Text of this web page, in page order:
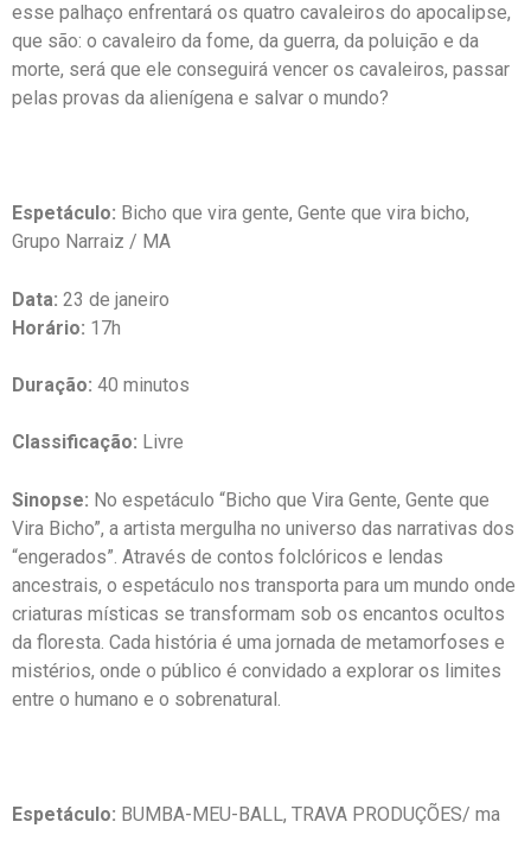
esse palhaço enfrentará os quatro cavaleiros do apocalipse,
que são: o cavaleiro da fome, da guerra, da poluição e da
morte, será que ele conseguirá vencer os cavaleiros, passar
pelas provas da alienígena e salvar o mundo?
Espetáculo: Bicho que vira gente, Gente que vira bicho,
Grupo Narraiz / MA
Data: 23 de janeiro
Horário: 17h
Duração: 40 minutos
Classificação: Livre
Sinopse: No espetáculo “Bicho que Vira Gente, Gente que
Vira Bicho”, a artista mergulha no universo das narrativas dos
“engerados”. Através de contos folclóricos e lendas
ancestrais, o espetáculo nos transporta para um mundo onde
criaturas místicas se transformam sob os encantos ocultos
da floresta. Cada história é uma jornada de metamorfoses e
mistérios, onde o público é convidado a explorar os limites
entre o humano e o sobrenatural.
Espetáculo: BUMBA-MEU-BALL, TRAVA PRODUÇÕES/ ma